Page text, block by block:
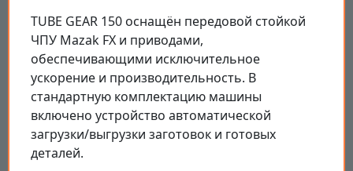
TUBE GEAR 150 оснащён передовой стойкой
ЧПУ Mazak FX и приводами,
обеспечивающими исключительное
ускорение и производительность. В
стандартную комплектацию машины
включено устройство автоматической
загрузки/выгрузки заготовок и готовых
деталей.